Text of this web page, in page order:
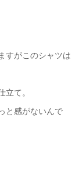
すがこのシャツは
立て。
と感がないんで